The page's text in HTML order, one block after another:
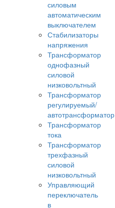
силовым
автоматическим
выключателем
Стабилизаторы
напряжения
Трансформатор
однофазный
силовой
низковольтный
Трансформатор
регулируемый/
автотрансформатор
Трансформатор
тока
Трансформатор
трехфазный
силовой
низковольтный
Управляющий
переключатель
в